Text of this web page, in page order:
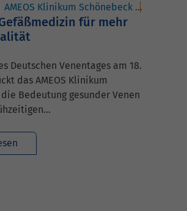
AMEOS Klinikum Schönebeck
für mehr
Deutschen Venentages am 18.
das AMEOS Klinikum
Bedeutung gesunder Venen